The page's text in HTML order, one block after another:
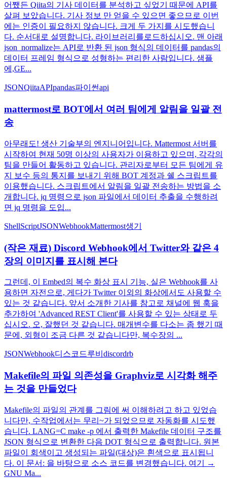
어쨌든 Qiita의 기사 데이터를 분석하고 싶었기 때문에 API를
살펴 보았습니다. 기사 정보 만 얻을 수 있으면 좋으므로 이번
에는 인증이 필요하지 않습니다. 크게 두 가지를 시도했습니
다. 순서대로 설명합니다. 라이브러리를로드하십시오. 맨 아래
json_normalize는 API로 반환 된 json 형식의 데이터를 pandas의
데이터 프레임 형식으로 성형하는 편리한 사람입니다. 샘플
에,GE...
JSONQiitaAPIpandas파이썬api
mattermost로 BOT에서 여러 팀에게 알림을 일괄 전
송
아무래도! 생산 기술부의 엔지니어입니다. Mattermost 서버를
시작하여 현재 50명 이상의 사용자가 이용하고 있으며, 각각의
팀을 만들어 활동하고 있습니다. 관리자로부터 모든 팀에게 유
지 보수 등의 통지를 보내기 위해 BOT 계정과 쉘 스크립트를
이용했습니다. 스크립트에서 알림을 일괄 전송하는 방법을 소
개합니다. jq 명령으로 json 파일에서 데이터 추출을 수행하려
면 jq 명령을 도입...
ShellScriptJSONWebhookMattermost생기
(작은 재료) Discord Webhook에서 Twitter와 같은 4
장의 이미지를 표시해 본다
그런데, 이 Embed의 복수 화상 표시 기능, 실은 Webhook를 사
용하면 자전으로, 게다가 Twitter 이외의 화상에서도 사용할 수
있는 것 같습니다. 앞서 소개한 기사를 참고로 채널에 웹 훅을
추가하여 'Advanced REST Client'를 사용할 수 있는 상태로 두
십시오. 오, 잘했던 것 같습니다. 매개변수를 다소는 좀 했기 때
문에, 외형이 조금 다른 것 같습니다만, 복수장의 ...
JSONWebhook디스코드루비 discordrb
Makefile의 파일 의존성을 Graphviz로 시각화 해주
는 것을 만들었다
Makefile의 파일의 관계를 그림에 써 이해하려고 하고 있었습
니다만, 수작업에서는 무리~가 되었으므로 자동화를 시도했
습니다. LANG=C make -p 에서 출력한 Makefile 데이터 구조를
JSON 형식으로 변환한 다음 DOT 형식으로 출력합니다. 원본
파일이 회색이고 생성되는 파일(대상)은 흰색으로 표시됩니
다. 이 문서: 을 바탕으로 소스 코드를 변경했습니다. 여기 →
GNU Ma...